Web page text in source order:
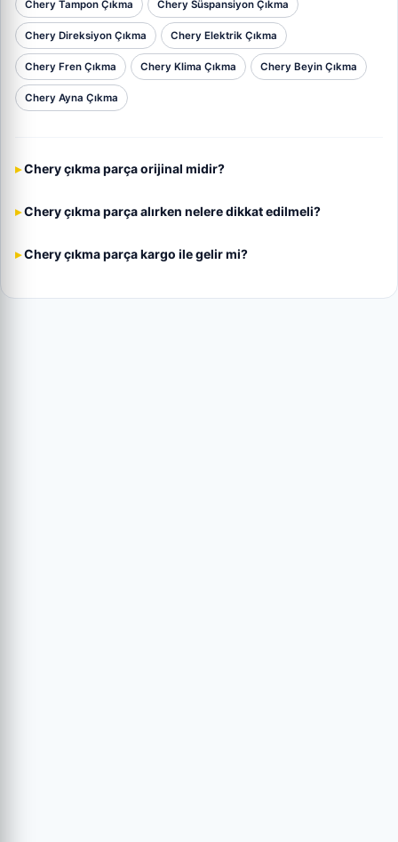
Chery Tampon Çıkma Chery Süspansiyon Çıkma
Chery Direksiyon Çıkma Chery Elektrik Çıkma
Chery Fren Çıkma Chery Klima Çıkma Chery Beyin Çıkma
Chery Ayna Çıkma
Chery çıkma parça orijinal midir?
Chery çıkma parça alırken nelere dikkat edilmeli?
Chery çıkma parça kargo ile gelir mi?